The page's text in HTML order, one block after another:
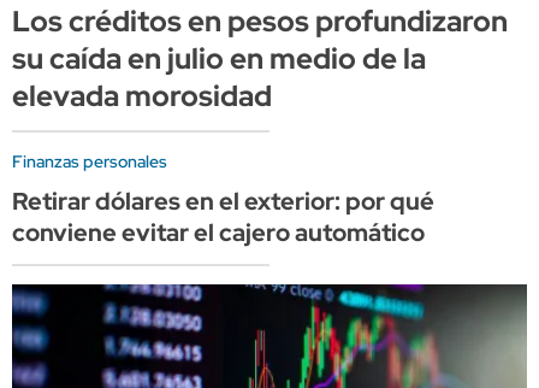
Los créditos en pesos profundizaron
su caída en julio en medio de la
elevada morosidad
Finanzas personales
Retirar dólares en el exterior: por qué
conviene evitar el cajero automático